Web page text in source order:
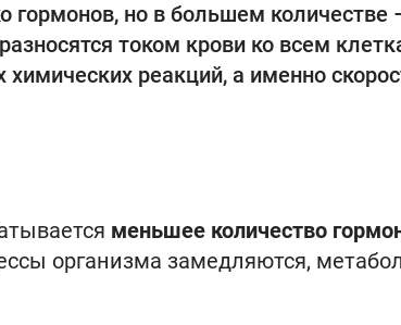
но в большем количестве
током крови ко всем
реакций, а именно
меньшее количество
организма замедляются,